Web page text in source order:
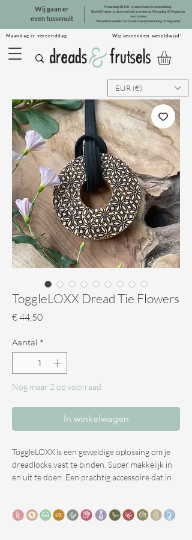
Maandag is verzenddag Wij verzenden wereldwijd!
Wij gaan er
even tussenuit
Maandag 20 Juli is onze laatste verzenddag.
Bestellingen na deze periode worden op Maandag 10 Augustus
verzonden.
*Dreadsets worden verzonden vanaf Maandag 31 Augustus.
EUR (€)
ToggleLOXX Dread Tie Flowers
€ 44,50Prijs
Aantal *
Nog maar 2 op voorraad
In winkelwagen
ToggleLOXX is een geweldige oplossing om je
dreadlocks vast te binden. Super makkelijk in
en uit te doen. Een prachtig accessoire dat in
De band kan zich uitstrekken rond dreadlocks